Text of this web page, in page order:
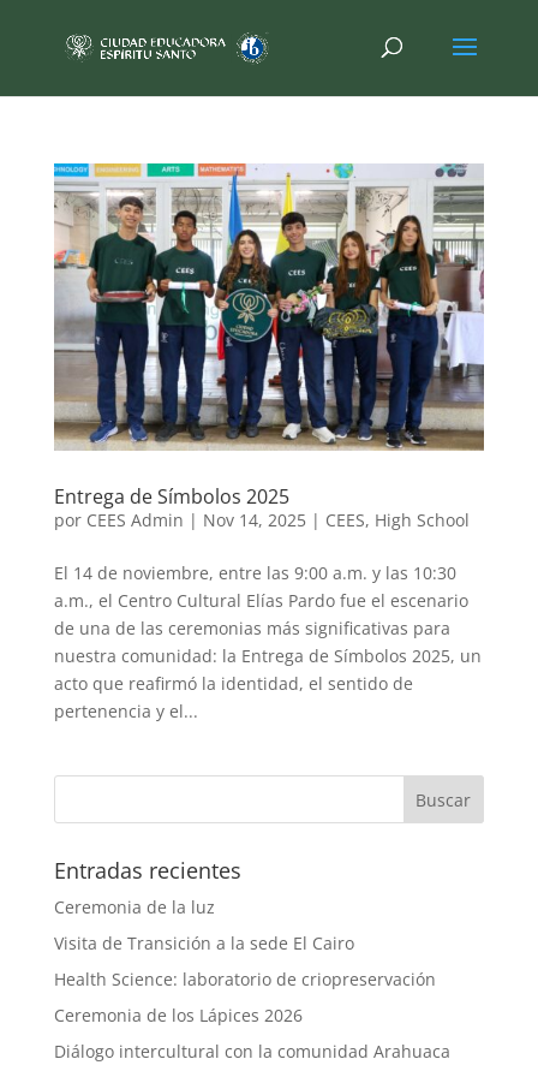
Entrega de Símbolos 2025
por CEES Admin | Nov 14, 2025| CEES, High School
El 14 de noviembre, entre las 9:00 a.m. y las 10:30
a.m., el Centro Cultural Elías Pardo fue el escenario
de una de las ceremonias más significativas para
nuestra comunidad: la Entrega de Símbolos 2025, un
acto que reafirmó la identidad, el sentido de
pertenencia y el...
Entradas recientes
Ceremonia de la luz
Visita de Transición a la sede El Cairo
Health Science: laboratorio de criopreservación
Ceremonia de los Lápices 2026
Diálogo intercultural con la comunidad Arahuaca